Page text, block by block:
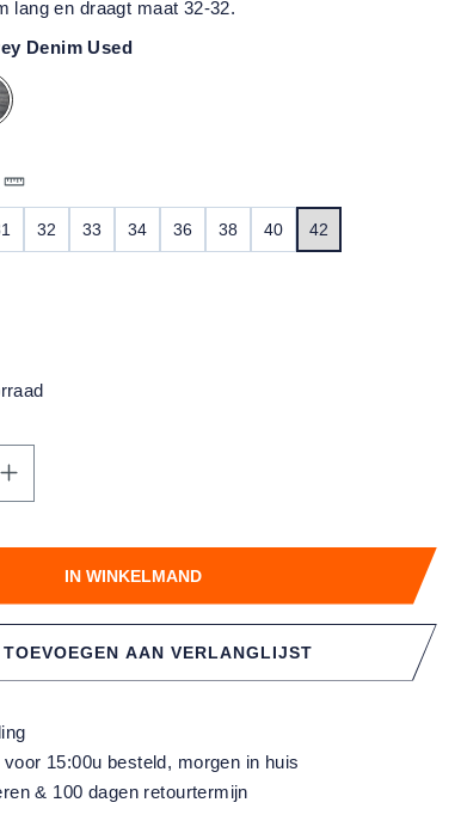
lang en draagt maat 32-32.
Denim Used
32 33 34 36 38 40 42
Voer de gewenste
IN WINKELMAND
TOEVOEGEN AAN VERLANGLIJST
15:00u besteld, morgen in huis
& 100 dagen retourtermijn